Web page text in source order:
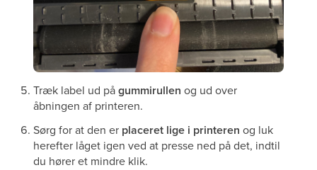
Træk label ud pågummirullen og ud over
åbningen af printeren.
Sørg for at den er placeret lige i printeren og luk
herefter låget igen ved at presse ned på det, indtil
du hører et mindre klik.